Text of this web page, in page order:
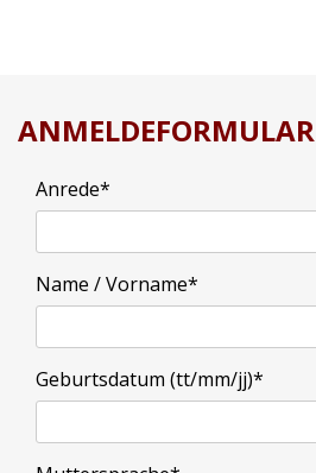
ANMELDEFORMULAR
Anrede*
Name / Vorname*
Geburtsdatum (tt/mm/jj)*